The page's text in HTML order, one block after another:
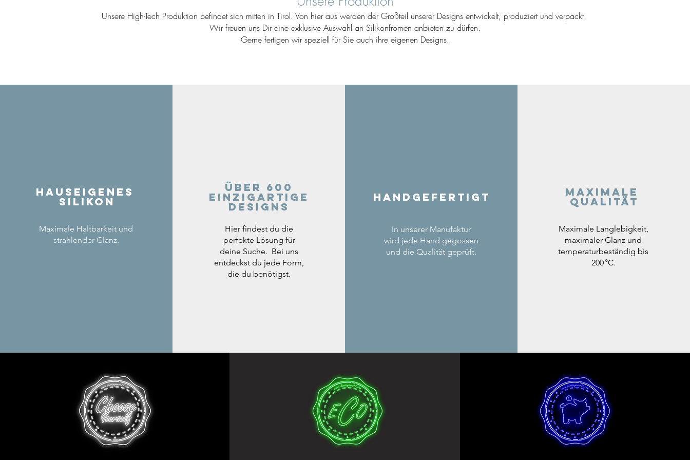
Unsere High-Tech Produktion befindet sich mitten in Tirol. Von hier aus werden der Großteil unserer Designs entwickelt, produziert und verpackt.
Wir freuen uns Dir eine exklusive Auswahl an Silikonfromen anbieten zu dürfen.
Gerne fertigen wir speziell für Sie auch ihre eigenen Designs.
Hauseigenes
Silikon
Maximale Haltbarkeit und
strahlender Glanz.
Über 600
einzigartige
Designs
Hier findest du die
perfekte Lösung für
deine Suche. Bei uns
entdeckst du jede Form,
die du benötigst.
Handgefertigt
In unserer Manufaktur
wird jede Hand gegossen
und die Qualität geprüft.
Maximale
Qualität
Maximale Langlebigkeit,
maximaler Glanz und
temperaturbeständig bis
200 °C.